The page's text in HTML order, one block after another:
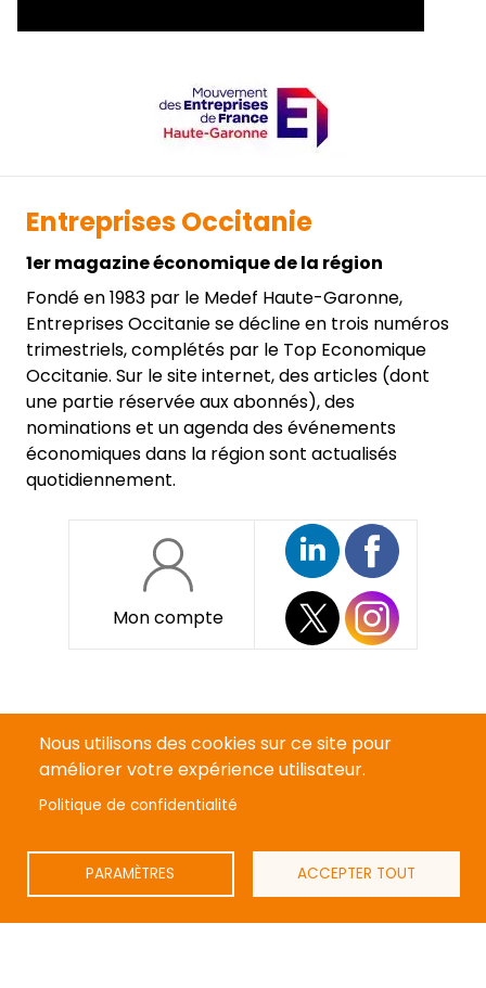
Nous utilisons des cookies sur ce site pour
améliorer votre expérience utilisateur.
Politique de confidentialité
PARAMÈTRES ACCEPTER TOUT
Entreprises Occitanie
1er magazine économique de la région
Fondé en 1983 par le Medef Haute-Garonne,
Entreprises Occitanie se décline en trois numéros
trimestriels, complétés par le Top Economique
Occitanie. Sur le site internet, des articles (dont
une partie réservée aux abonnés), des
nominations et un agenda des événements
économiques dans la région sont actualisés
quotidiennement.
Mon compte
Pied
page
Devenir annonceur
Mentions légales
Politique de confidentialité
CGV